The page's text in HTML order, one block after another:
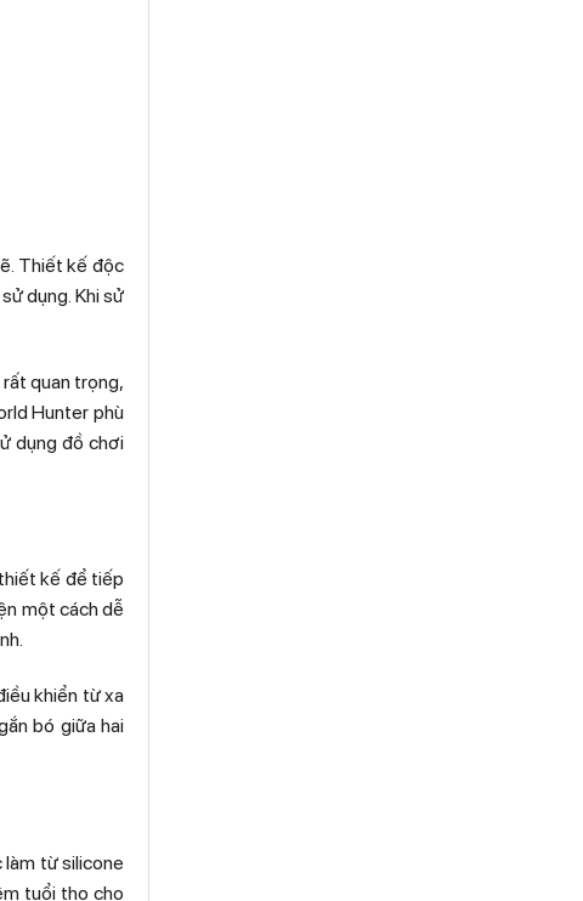
Thiết kế độc
dụng. Khi sử
quan trọng,
Hunter phù
dụng đồ chơi
kế để tiếp
một cách dễ
khiển từ xa
bó giữa hai
từ silicone
tuổi thọ cho